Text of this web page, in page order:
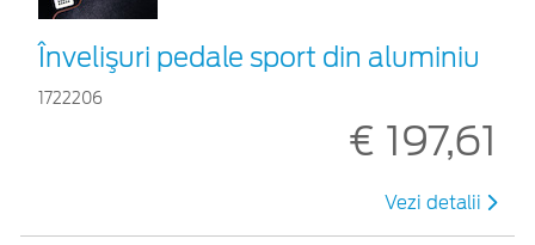
Învelişuri pedale sport din aluminiu
1722206
€ 197,61
Vezi detalii